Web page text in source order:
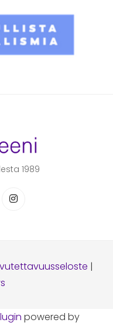
1989
|
powered by